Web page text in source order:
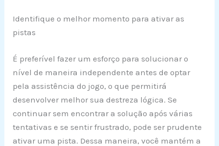
Identifique o melhor momento para ativar as
pistas
É preferível fazer um esforço para solucionar o
nível de maneira independente antes de optar
pela assistência do jogo, o que permitirá
desenvolver melhor sua destreza lógica. Se
continuar sem encontrar a solução após várias
tentativas e se sentir frustrado, pode ser prudente
ativar uma pista. Dessa maneira, você mantém a